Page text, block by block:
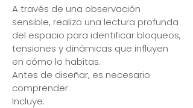
A través de una observación
sensible, realizo una lectura profunda
del espacio para identificar bloqueos,
tensiones y dinámicas que influyen
en cómo lo habitas.
Antes de diseñar, es necesario
comprender.
Incluye: